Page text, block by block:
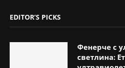
EDITOR’S PICKS
Фенерче с
светлина: